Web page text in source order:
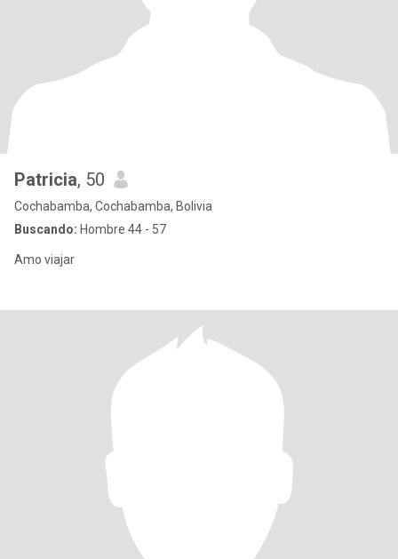
Patricia, 50
Cochabamba, Cochabamba, Bolivia
Buscando: Hombre 44 - 57
Amo viajar